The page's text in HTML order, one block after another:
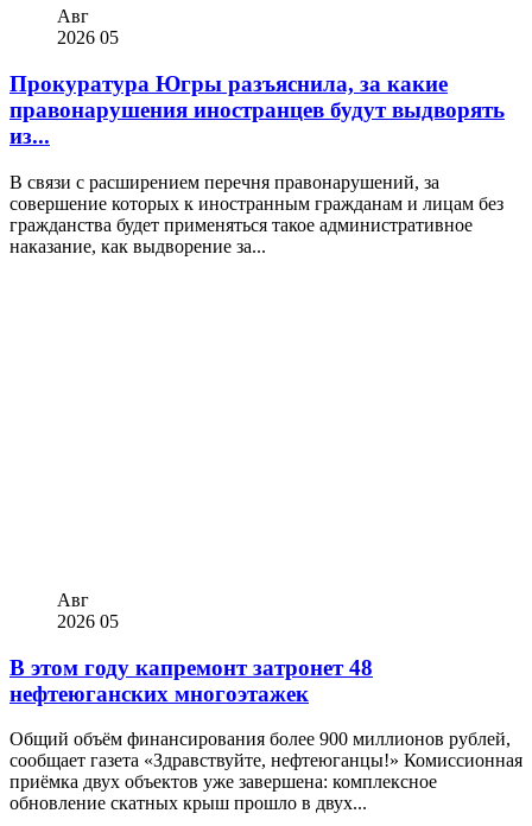
Авг
2026 05
Прокуратура Югры разъяснила, за какие
правонарушения иностранцев будут выдворять
из...
В связи с расширением перечня правонарушений, за
совершение которых к иностранным гражданам и лицам без
гражданства будет применяться такое административное
наказание, как выдворение за...
Авг
2026 05
В этом году капремонт затронет 48
нефтеюганских многоэтажек
Общий объём финансирования более 900 миллионов рублей,
сообщает газета «Здравствуйте, нефтеюганцы!» Комиссионная
приёмка двух объектов уже завершена: комплексное
обновление скатных крыш прошло в двух...